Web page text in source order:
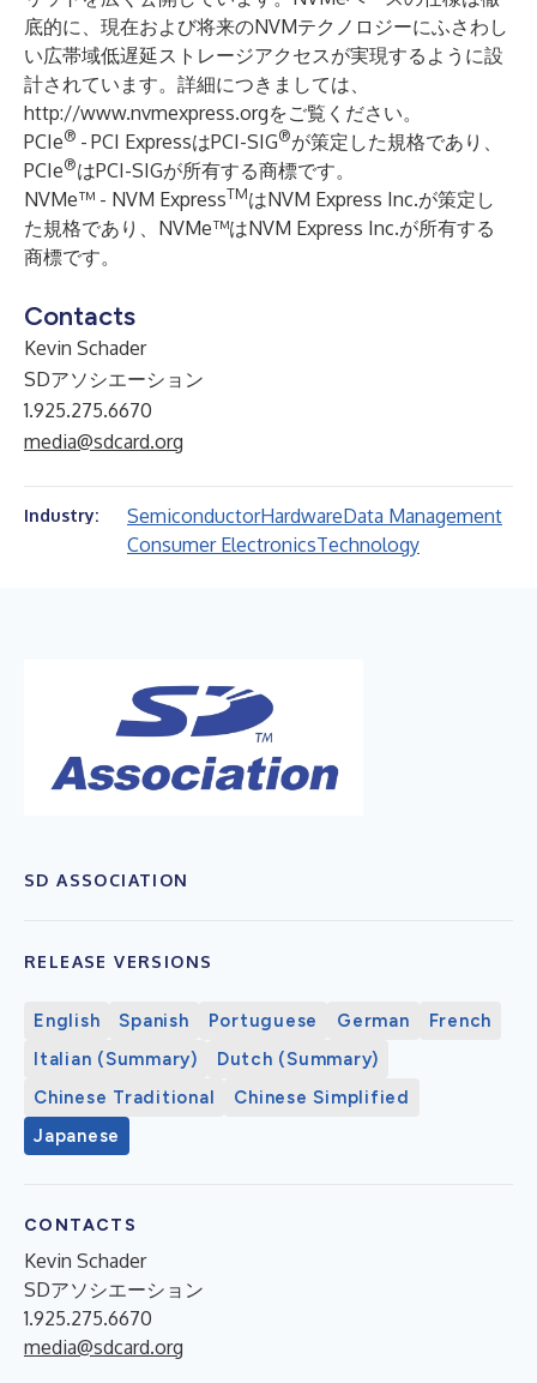
底的に、現在および将来のNVMテクノロジーにふさわし
い広帯域低遅延ストレージアクセスが実現するように設
計されています。詳細につきましては、
http://www.nvmexpress.orgをご覧ください。
PCIe® - PCI ExpressはPCI-SIG®が策定した規格であり、
PCIe®はPCI-SIGが所有する商標です。
NVMe™ - NVM ExpressTMはNVM Express Inc.が策定し
た規格であり、NVMe™はNVM Express Inc.が所有する
商標です。
Contacts
Kevin Schader
SDアソシエーション
1.925.275.6670
media@sdcard.org
Industry: SemiconductorHardwareData Management
Consumer ElectronicsTechnology
SD ASSOCIATION
RELEASE VERSIONS
English Spanish Portuguese German
French
Italian (Summary)
Dutch (Summary)
Chinese Traditional
Chinese Simplified
Japanese
CONTACTS
Kevin Schader
SDアソシエーション
1.925.275.6670
media@sdcard.org